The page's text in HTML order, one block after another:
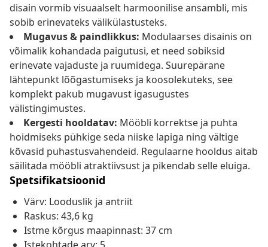
disain vormib visuaalselt harmoonilise ansambli, mis
sobib erinevateks välikülastusteks.
Mugavus & paindlikkus: Modulaarses disainis on
võimalik kohandada paigutusi, et need sobiksid
erinevate vajaduste ja ruumidega. Suurepärane
lähtepunkt lõõgastumiseks ja koosolekuteks, see
komplekt pakub mugavust igasugustes
välistingimustes.
Kergesti hooldatav: Mööbli korrektse ja puhta
hoidmiseks pühkige seda niiske lapiga ning vältige
kõvasid puhastusvahendeid. Regulaarne hooldus aitab
säilitada mööbli atraktiivsust ja pikendab selle eluiga.
Spetsifikatsioonid
Värv: Looduslik ja antriit
Raskus: 43,6 kg
Istme kõrgus maapinnast: 37 cm